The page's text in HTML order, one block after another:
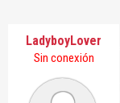
LadyboyLover
Sin conexión